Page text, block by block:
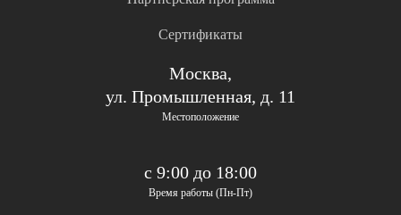
Сертификаты
Москва,
ул. Промышленная, д. 11
Местоположение
с 9:00 до 18:00
Время работы (Пн-Пт)